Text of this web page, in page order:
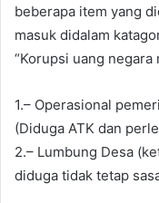
beberapa item yang
masuk didalam
“Korupsi uang negara
1.– Operasional
(Diduga ATK dan
2.– Lumbung Desa
diduga tidak tetap